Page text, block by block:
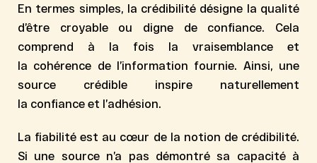
En termes simples, la crédibilité désigne la qualité
d’être croyableou digne de confiance. Cela
comprend à la fois la vraisemblance et
la cohérence de l’information fournie. Ainsi, une
source crédible inspire naturellement
la confiance et l’adhésion.
La fiabilité est au cœur de la notion de crédibilité.
Si une source n’a pas démontré sa capacité à